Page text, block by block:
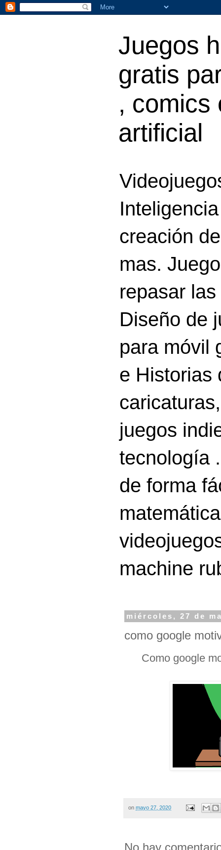
Juegos
gratis
, comics
artificial
creación
mas.
repasar
Diseño de
para móvil
e Historias
juegos
tecnología
de forma
machine
miércoles, 27 de
como google
Como google
on mayo 27, 2020
No hay